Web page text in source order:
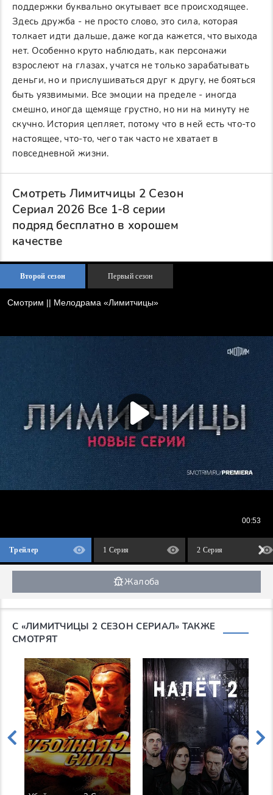
поддержки буквально окутывает все происходящее.
Здесь дружба - не просто слово, это сила, которая
толкает идти дальше, даже когда кажется, что выхода
нет. Особенно круто наблюдать, как персонажи
взрослеют на глазах, учатся не только зарабатывать
деньги, но и прислушиваться друг к другу, не бояться
быть уязвимыми. Все эмоции на пределе - иногда
смешно, иногда щемяще грустно, но ни на минуту не
скучно. История цепляет, потому что в ней есть что-то
настоящее, что-то, чего так часто не хватает в
повседневной жизни.
Смотреть Лимитчицы 2 Сезон
Сериал 2026 Все 1-8 серии
подряд бесплатно в хорошем
качестве
Второй сезон Первый сезон
Трейлер 1 Серия 2 Серия
Жалоба
С «ЛИМИТЧИЦЫ 2 СЕЗОН СЕРИАЛ» ТАКЖЕ
СМОТРЯТ